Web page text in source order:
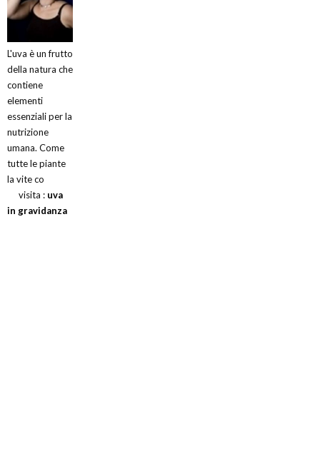
L'uva è un frutto
della natura che
contiene
elementi
essenziali per la
nutrizione
umana. Come
tutte le piante
la vite co
visita : uva
in gravidanza